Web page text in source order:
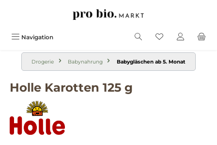
Navigation
Drogerie Babynahrung Babygläschen ab 5. Monat
Holle Karotten 125 g